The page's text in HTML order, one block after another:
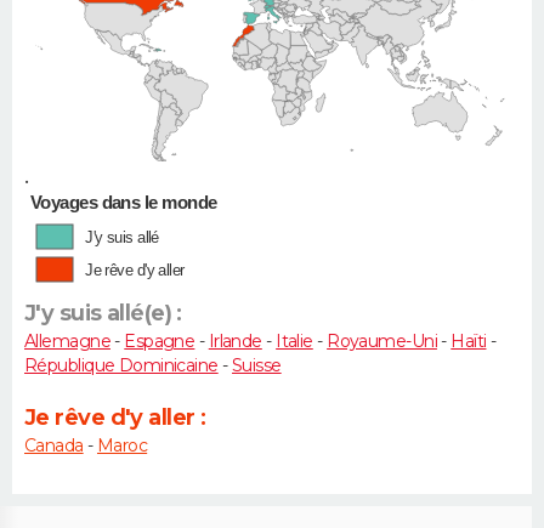
•
Voyages dans le monde
J'y suis allé
Je rêve d'y aller
J'y suis allé(e) :
Allemagne- Espagne - Irlande - Italie - Royaume-Uni- Haïti -
République Dominicaine -Suisse
Je rêve d'y aller :
Canada - Maroc